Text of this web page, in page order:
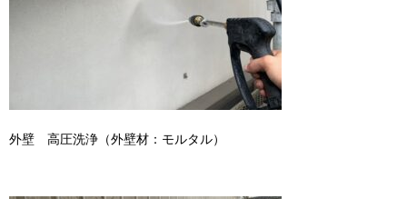
外壁 高圧洗浄（外壁材：モルタル）